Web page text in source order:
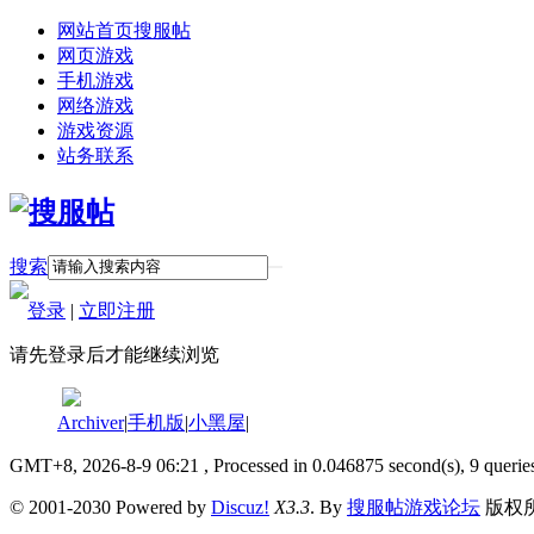
网站首页搜服帖
网页游戏
手机游戏
网络游戏
游戏资源
站务联系
搜索
登录 | 立即注册
请先登录后才能继续浏览
Archiver|手机版|小黑屋|
GMT+8, 2026-8-9 06:21 , Processed in 0.046875 second(s), 9
© 2001-2030 Powered by Discuz! X3.3. By 搜服帖游戏论坛 版权